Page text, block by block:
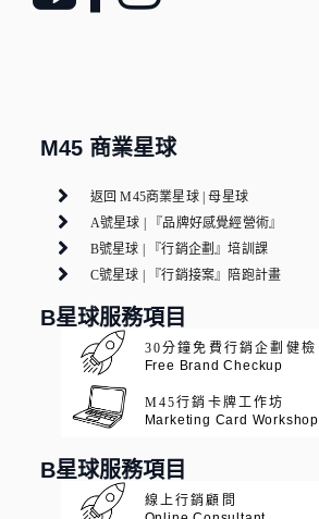
M45 商業星球
返回 M45商業星球 | 母星球
A號星球 | 『品牌好感覺經營術』
B號星球 | 『行銷企劃』培訓課
C號星球 | 『行銷接案』陪跑計畫
B星球服務項目
30分鐘免費行銷企劃健檢
Free Brand Checkup
M45行銷卡牌工作坊
Marketing Card Workshop
B星球服務項目
線上行銷顧問